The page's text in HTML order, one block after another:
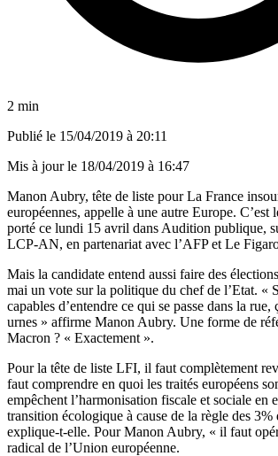
2 min
Publié le 15/04/2019 à 20:11
Mis à jour le 18/04/2019 à 16:47
Manon Aubry, tête de liste pour La France
européennes, appelle à une autre Europe. C’est
porté ce lundi 15 avril dans Audition publique,
LCP-AN, en partenariat avec l’AFP et Le
Mais la candidate entend aussi faire des
mai un vote sur la politique du chef de l’Etat. «
capables d’entendre ce qui se passe dans la rue,
urnes » affirme Manon Aubry. Une forme de
Macron ? « Exactement ».
Pour la tête de liste LFI, il faut complètement
faut comprendre en quoi les traités européens
empêchent l’harmonisation fiscale et sociale en
transition écologique à cause de la règle des 3%
explique-t-elle. Pour Manon Aubry, « il faut
radical de l’Union européenne.